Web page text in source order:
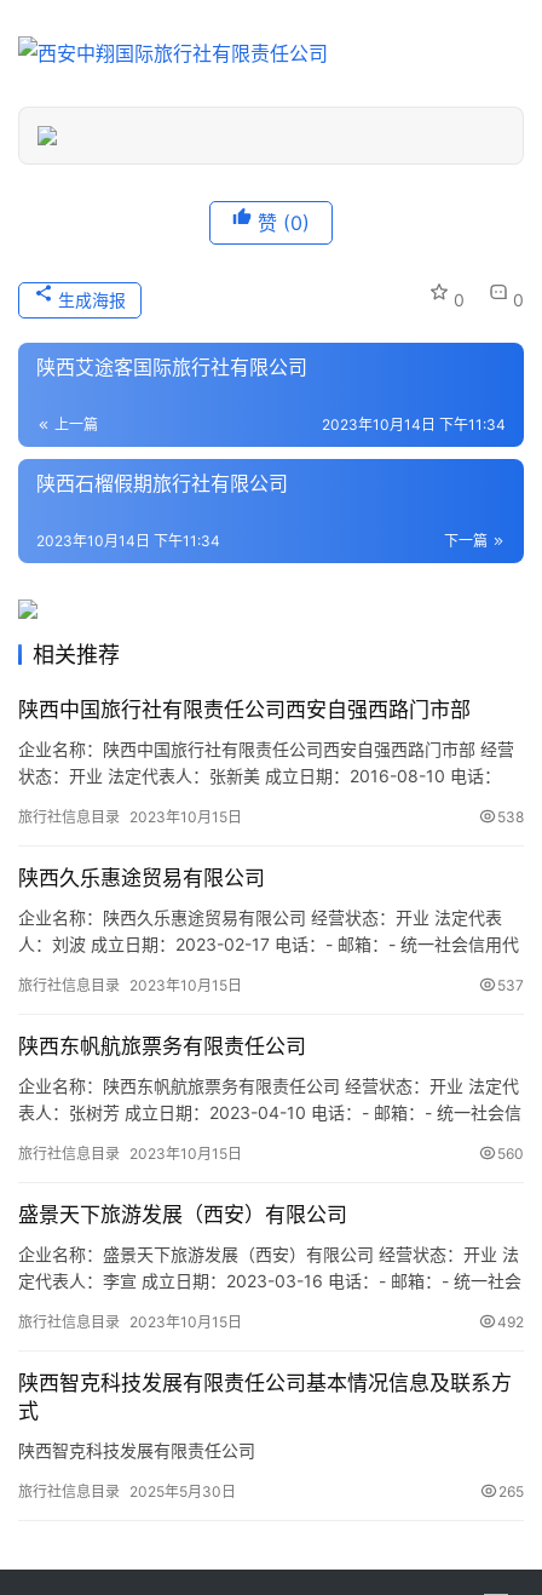
息
历
史
文
游
之
家
本
地
生
游
市
登录 注册
赞 (0)
0 0
生成海报
陕西艾途客国际旅行社有限公司
上一篇 2023年10月14日 下午11:34
陕西石榴假期旅行社有限公司
下一篇
2023年10月14日 下午11:34
相关推荐
陕西中国旅行社有限责任公司西安自强西路门市部
企业名称：陕西中国旅行社有限责任公司西安自强西路门市部 经营
状态：开业 法定代表人：张新美 成立日期：2016-08-10 电话：
码：91610133MA6TYK047M 注册地址：西安市莲湖区自强西路
为设立社招…
旅行社信息目录 2023年10月15日 538
陕西久乐惠途贸易有限公司
企业名称：陕西久乐惠途贸易有限公司 经营状态：开业 法定代表
人：刘波 成立日期：2023-02-17 电话：- 邮箱：- 统一社会信用代
城恒大都市广场11号楼2单元1607室 网址：- 经营范围：一般项
售；家用电器销售；五金产品批…
旅行社信息目录 2023年10月15日 537
陕西东帆航旅票务有限责任公司
企业名称：陕西东帆航旅票务有限责任公司 经营状态：开业 法定代
表人：张树芳 成立日期：2023-04-10 电话：- 邮箱：- 统一社会信
新城天台六路9号202室 网址：- 经营范围：一般项目：旅客票务代
销售（除销售需要许可的商…
旅行社信息目录 2023年10月15日 560
盛景天下旅游发展（西安）有限公司
企业名称：盛景天下旅游发展（西安）有限公司 经营状态：开业 法
定代表人：李宣 成立日期：2023-03-16 电话：- 邮箱：- 统一社会
区长安南路375号恒大国际公寓2楼203室 网址：- 经营范围：一般
管理服务；休闲观光活动…
旅行社信息目录 2023年10月15日 492
陕西智克科技发展有限责任公司基本情况信息及联系方
式
陕西智克科技发展有限责任公司
旅行社信息目录 2025年5月30日 265